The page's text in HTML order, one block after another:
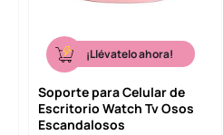
¡Llévatelo ahora!
Soporte para Celular de
Escritorio Watch Tv Osos
Escandalosos